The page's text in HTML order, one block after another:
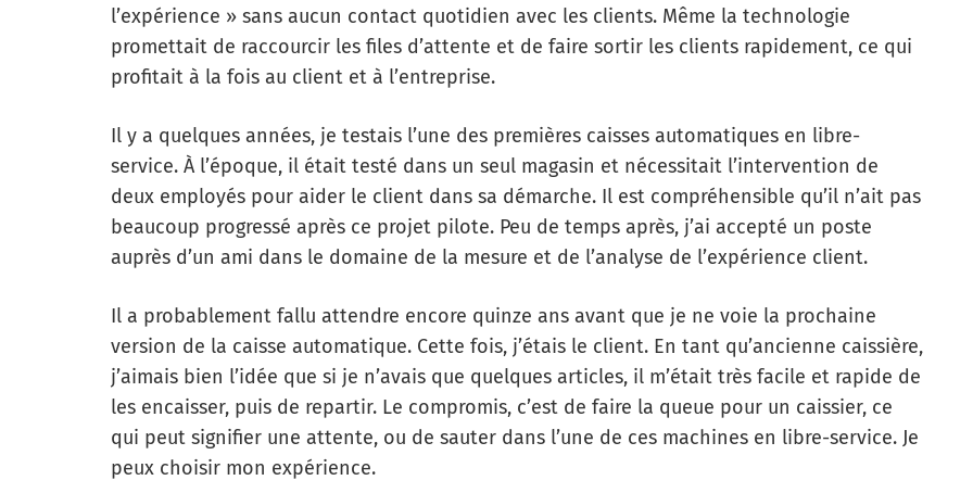
l’expérience » sans aucun contact quotidien avec les clients. Même la technologie
promettait de raccourcir les files d’attente et de faire sortir les clients rapidement, ce qui
profitait à la fois au client et à l’entreprise.
Il y a quelques années, je testais l’une des premières caisses automatiques en libre-
service. À l’époque, il était testé dans un seul magasin et nécessitait l’intervention de
deux employés pour aider le client dans sa démarche. Il est compréhensible qu’il n’ait pas
beaucoup progressé après ce projet pilote. Peu de temps après, j’ai accepté un poste
auprès d’un ami dans le domaine de la mesure et de l’analyse de l’expérience client.
Il a probablement fallu attendre encore quinze ans avant que je ne voie la prochaine
version de la caisse automatique. Cette fois, j’étais le client. En tant qu’ancienne caissière,
j’aimais bien l’idée que si je n’avais que quelques articles, il m’était très facile et rapide de
les encaisser, puis de repartir. Le compromis, c’est de faire la queue pour un caissier, ce
qui peut signifier une attente, ou de sauter dans l’une de ces machines en libre-service. Je
peux choisir mon expérience.